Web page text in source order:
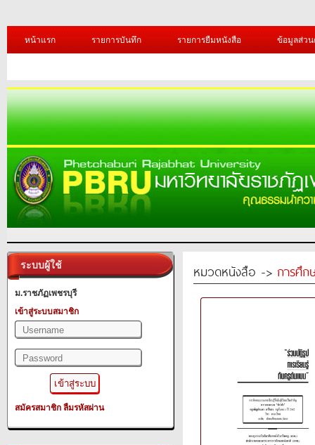
หน้าแรก รายการบันทึก รายการยืมหนังสือ ข้อมูลส่ว
ระบบผู้ใช้
ม.ราชภัฏเพชรบุรี
เข้าสู่ระบบสมาชิก
สมัครสมาชิก ลืมรหัสผ่าน
หมวดหนังสือ -> การศึก